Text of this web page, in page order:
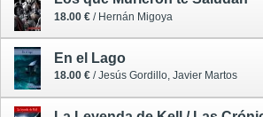
18.00 € / Hernán Migoya
En el Lago
18.00 € / Jesús Gordillo, Javier Martos